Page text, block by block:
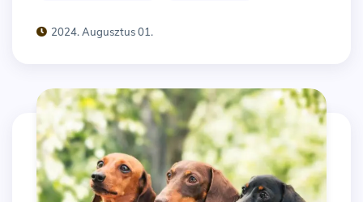
2024. Augusztus 01.